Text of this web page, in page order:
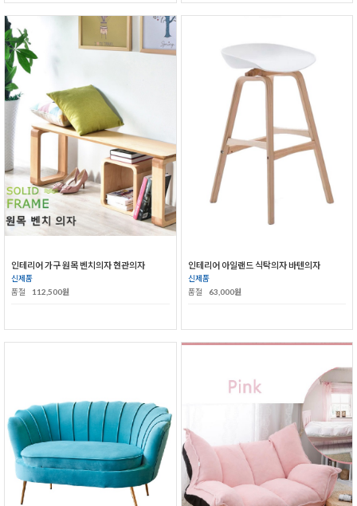
인테리어 가구 원목 벤치의자 현관의자
신제품
품절
112,500원
인테리어 아일랜드 식탁의자 바텐의자
신제품
품절
63,000원